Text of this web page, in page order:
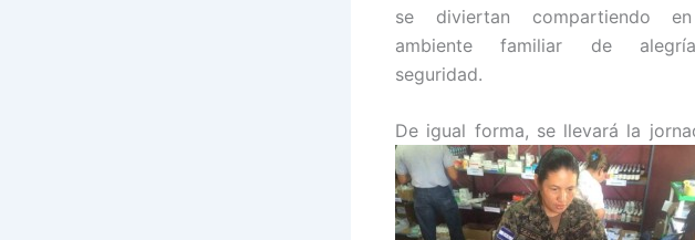
se diviertan compartiendo
ambiente familiar de
seguridad.
De igual forma, se llevará la